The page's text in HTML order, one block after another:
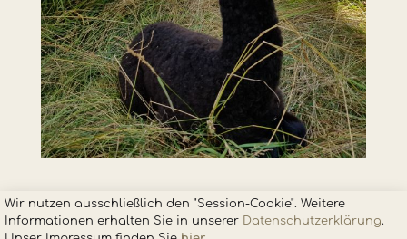
Wir nutzen ausschließlich den "Session-Cookie". Weitere
Informationen erhalten Sie in unserer Datenschutzerklärung.